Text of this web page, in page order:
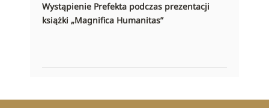
Wystąpienie Prefekta podczas prezentacji
książki „Magnifica Humanitas”